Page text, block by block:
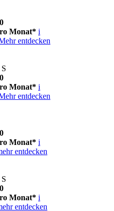
Monat* i
entdecken
Monat* i
entdecken
Monat* i
entdecken
Monat* i
entdecken